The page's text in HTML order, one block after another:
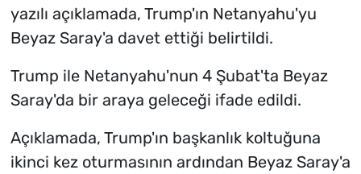
yazılı açıklamada, Trump'ın Netanyahu'yu
Beyaz Saray'a davet ettiği belirtildi.
Trump ile Netanyahu'nun 4 Şubat'ta Beyaz
Saray'da bir araya geleceği ifade edildi.
Açıklamada, Trump'ın başkanlık koltuğuna
ikinci kez oturmasının ardından Beyaz Saray'a